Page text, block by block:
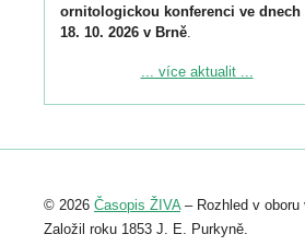
ornitologickou konferenci ve dnech
18. 10. 2026 v Brně.
Podrobnější informace ke konferenci
Registrovat se můžete do 6. září.
abstraktu přihlášené přednášky nebo
posteru je už 30. června.
... více aktualit ...
© 2026 Časopis ŽIVA– Rozhled v oboru
Založil roku 1853 J. E. Purkyně.